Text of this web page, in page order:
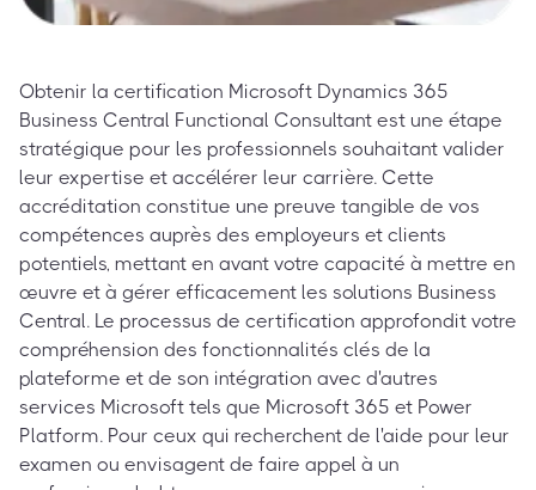
Obtenir la certification Microsoft Dynamics 365
Business Central Functional Consultant est une étape
stratégique pour les professionnels souhaitant valider
leur expertise et accélérer leur carrière. Cette
accréditation constitue une preuve tangible de vos
compétences auprès des employeurs et clients
potentiels, mettant en avant votre capacité à mettre en
œuvre et à gérer efficacement les solutions Business
Central. Le processus de certification approfondit votre
compréhension des fonctionnalités clés de la
plateforme et de son intégration avec d'autres
services Microsoft tels que Microsoft 365 et Power
Platform. Pour ceux qui recherchent de l'aide pour leur
examen ou envisagent de faire appel à un